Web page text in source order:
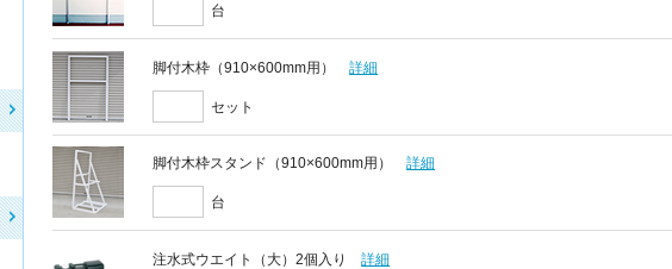
台
脚付木枠（910×600mm用） 詳細
セット
脚付木枠スタンド（910×600mm用） 詳細
台
注水式ウエイト（大）2個入り 詳細